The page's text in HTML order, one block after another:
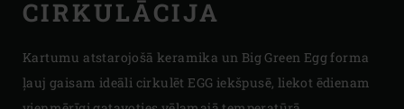
CIRKULĀCIJA
Kartumu atstarojošā keramika un Big Green Egg forma
ļauj gaisam ideāli cirkulēt EGG iekšpusē, liekot ēdienam